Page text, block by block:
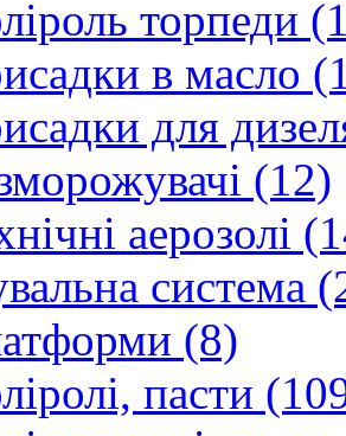
торпеди
в масло
для
(12)
аерозолі
система
(8)
пасти